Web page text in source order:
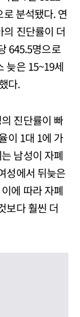
분석됐다. 연
진단률이 더
645.5명으로
늦은 15~19세
다.
진단률이 빠
이 1대 1에 가
남성이 자폐
성에서 뒤늦은
에 따라 자폐
보다 훨씬 더